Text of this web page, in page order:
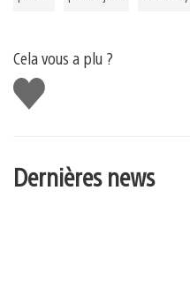
Cela vous a plu ?
J'aime
Dernières news